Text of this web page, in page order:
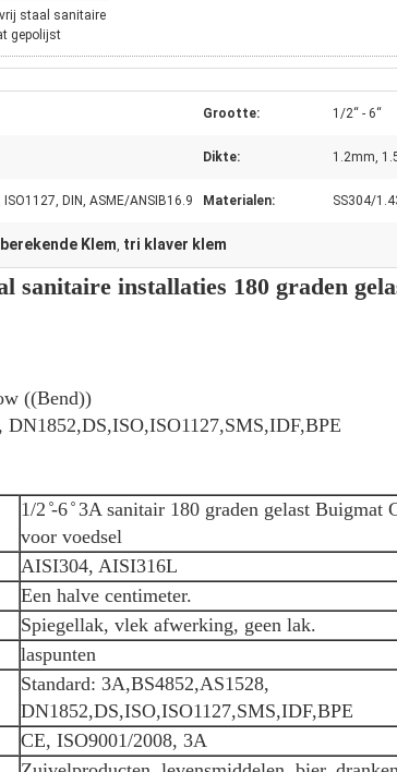
staal sanitaire
gepolijst
Grootte: 1/2“ - 6“
Dikte: 1.2mm,
ISO1127, DIN, ASME/ANSIB16.9 Materialen: SS304/
Klem, tri klaver klem
sanitaire installaties 180 graden
((Bend))
DN1852,DS,ISO,ISO1127,SMS,IDF,BPE
1/2 ̊-6 ̊ 3A sanitair 180 graden gelast Buigmat
voor voedsel
AISI304, AISI316L
Een halve centimeter.
Spiegellak, vlek afwerking, geen lak.
laspunten
Standard: 3A,BS4852,AS1528,
DN1852,DS,ISO,ISO1127,SMS,IDF,BPE
CE, ISO9001/2008, 3A